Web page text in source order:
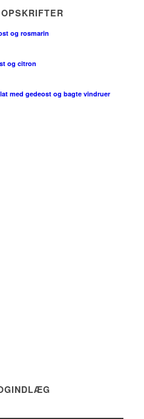
og rosmarin
og citron
med gedeost og bagte vindruer